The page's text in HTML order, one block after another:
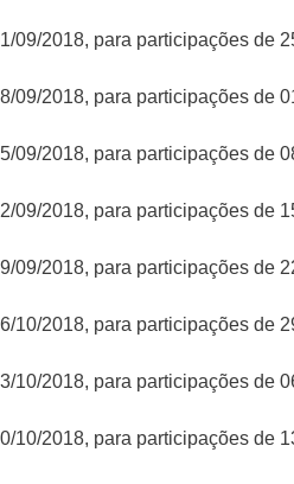
09/2018, para participações de
09/2018, para participações de
09/2018, para participações de
09/2018, para participações de
09/2018, para participações de
10/2018, para participações de
10/2018, para participações de
10/2018, para participações de